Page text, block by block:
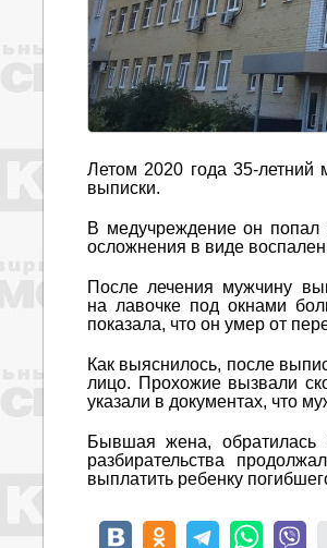
Летом 2020 года 35-летний
выписки.
В медучреждение он попал
осложнения в виде
После лечения мужчину
на лавочке под окнами
показала, что он умер от
Как выяснилось, после
лицо. Прохожие вызвали
указали в документах, что
Бывшая жена, обратилась
разбирательства
выплатить ребенку